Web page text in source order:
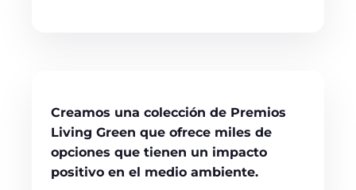
Creamos una colección de Premios
Living Green que ofrece miles de
opciones que tienen un impacto
positivo en el medio ambiente.